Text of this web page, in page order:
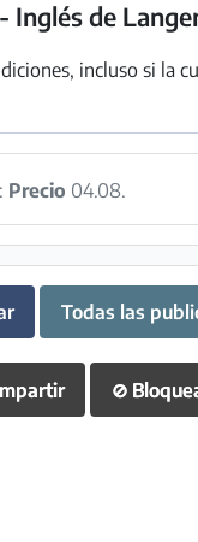
Inglés de
incluso si la
Precio 04.08.
Todas las
⊘